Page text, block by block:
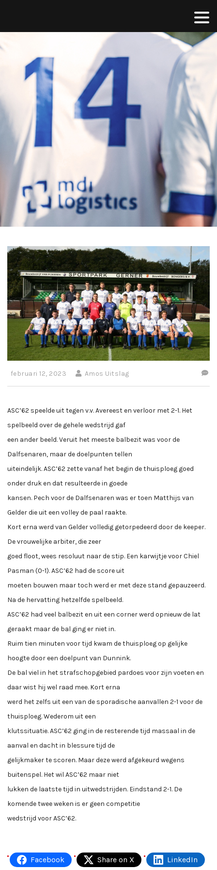
februari 12, 2023 Amos Uitslag
ASC’62 speelde uit tegen v.v. Avereest en verloor met 2-1. Het
spelbeeld over de gehele wedstrijd gaf
een ander beeld. Veruit het meeste balbezit was voor de
Dalfsenaren, maar de doelpunten tellen
uiteindelijk. ASC’62 zette vanaf het begin de thuisploeg goed
onder druk en dat resulteerde in goede
kansen. Pech voor de Dalfsenaren was er toen Matthijs van
Gelder die uit een volley de paal raakte.
Kort erna werd van Gelder volledig getorpedeerd door de keeper.
De vrouwelijke arbiter, die zeer
goed floot, wees resoluut naar de stip. Een karwijtje voor Chiel
Pasman (0-1). ASC’62 had de score uit
moeten bouwen maar toch werd er met deze stand gepauzeerd.
Na de hervatting hetzelfde spelbeeld.
ASC’62 had veel balbezit en uit een corner werd opnieuw de lat
geraakt maar de bal ging er niet in.
Ruim tien minuten voor tijd kwam de thuisploeg op gelijke
hoogte door een doelpunt van Dunnink.
De bal viel in het strafschopgebied pardoes voor zijn voeten en
daar wist hij wel raad mee. Kort erna
werd het zelfs uit een van de sporadische aanvallen 2-1 voor de
thuisploeg. Wederom uit een
klutssituatie. ASC’62 ging in de resterende tijd massaal in de
aanval en dacht in blessure tijd de
gelijkmaker te scoren. Maar deze werd afgekeurd wegens
buitenspel. Het wil ASC’62 maar niet
lukken de laatste tijd in uitwedstrijden. Eindstand 2-1. De
komende twee weken is er geen competitie
wedstrijd voor ASC’62.
Facebook Share on X LinkedIn